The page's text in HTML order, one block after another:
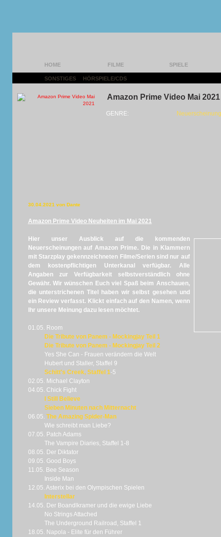
HOME FILME SPIELE
SONSTIGES HÖRSPIELE/CDS
Amazon Prime Video Mai 2021
GENRE:
30.04.2021 von Dante
Amazon Prime Video Neuheiten im Mai 2021
Hier unser Ausblick auf die kommenden
Neuerscheinungen auf Amazon Prime. Die in Klammern
mit Starzplay gekennzeichneten Filme/Serien sind nur auf
dem kostenpflichtigen Unterkanal verfügbar. Alle
Angaben zur Verfügbarkeit selbstverständlich ohne
Gewähr. Wir wünschen Euch viel Spaß beim Anschauen,
die unterstrichenen Titel haben wir selbst gesehen und
ein Review verfasst. Klickt einfach auf den Namen, wenn
Ihr unsere Meinung dazu lesen möchtet.
01.05. Room
Die Tribute von Panem - Mockingjay Teil 1
Die Tribute von Panem - Mockingjay Teil 2
Yes She Can - Frauen verändern die Welt
Hubert und Staller, Staffel 9
Schitt's Creek, Staffel 1-5
02.05. Michael Clayton
04.05. Chick Fight
I Still Believe
Sieben Minuten nach Mitternacht
06.05. The Amazing Spider-Man
Wie schreibt man Liebe?
07.05. Patch Adams
The Vampire Diaries, Staffel 1-8
08.05. Der Diktator
09.05. Good Boys
11.05. Bee Season
Inside Man
12.05. Asterix bei den Olympischen Spielen
Interstellar
14.05. Der Boandlkramer und die ewige Liebe
No Strings Attached
The Underground Railroad, Staffel 1
18.05. Napola - Elite für den Führer